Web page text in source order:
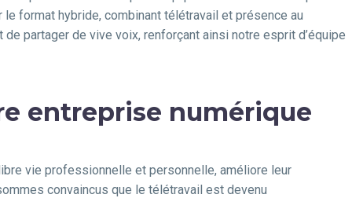
format hybride, combinant télétravail et présence au
partager de vive voix, renforçant ainsi notre esprit d’équipe
entreprise numérique
vie professionnelle et personnelle, améliore leur
convaincus que le télétravail est devenu